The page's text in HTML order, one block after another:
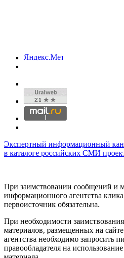
Экспертный информационный
в каталоге российских СМИ
При заимствовании сообщений и
информационного агентства
первоисточник обязательна.
При необходимости
материалов, размещенных на
агентства необходимо запросить
правообладателя на